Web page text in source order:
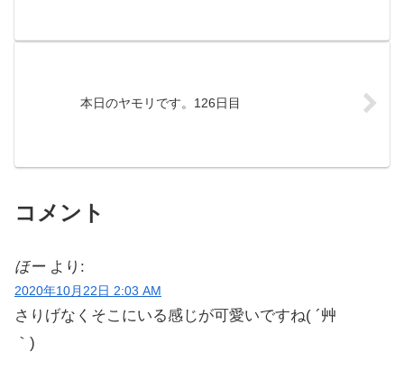
本日のヤモリです。126日目
コメント
ほー より:
2020年10月22日 2:03 AM
さりげなくそこにいる感じが可愛いですね( ´艸
｀)